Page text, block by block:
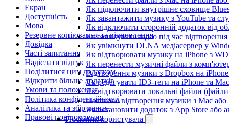
Як підключити внутрішнє сховище
Як завантажити музику з YouTube та
Як відключити сторонній додаток від
Як записувати відео під час
Як увімкнути DLNA медіасервер у
Як відтворювати музику на iPhone з
Як перенести музичні файли з
Відтворення музики з Dropbox на
Як редагувати ID3-теги на iPhone та Mac
Як відтворювати локальні файли
Потокове відтворення музики з Mac
Як встановити додаток з App Store або
Посібник користувача
Екран
Доступність
Мова
Резервне копіювання та відновлення
Довідка
Часті запитання
Надіслати відгук
Поділитися цим додатком
Відкрити більше додатків
Умови та положення
Політика конфіденційності
Аналітика та збір даних
Правові повідомлення